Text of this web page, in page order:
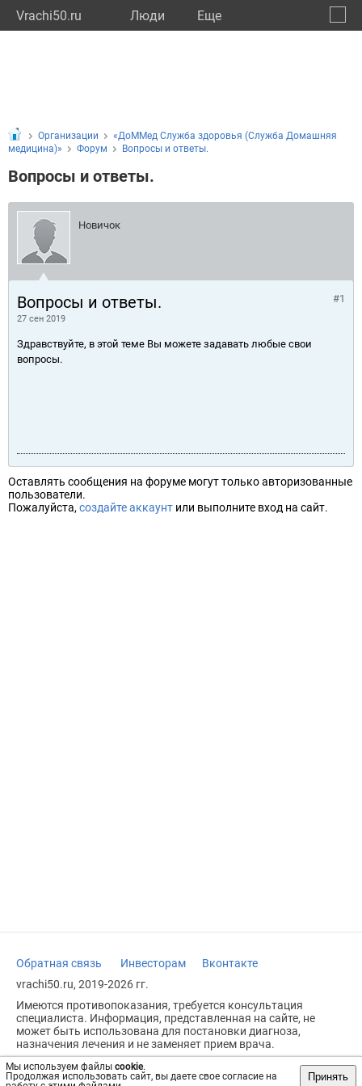
Vrachi50.ru Люди Eще
Мы используем файлы cookie.
Продолжая использовать сайт, вы даете свое согласие на
Принять
Организации
«ДоММед Служба здоровья (Служба Домашняя
медицина)»
Форум Вопросы и ответы.
Вопросы и ответы.
Новичок
Вопросы и ответы.
27 сен 2019
#1
Здравствуйте, в этой теме Вы можете задавать любые свои
вопросы.
Оставлять сообщения на форуме могут только авторизованные
пользователи.
Пожалуйста, создайте аккаунт или выполните вход на сайт.
Обратная связь Инвесторам
Вконтакте
vrachi50.ru, 2019-2026 гг.
Имеются противопоказания, требуется консультация
специалиста. Информация, представленная на сайте, не
может быть использована для постановки диагноза,
назначения лечения и не заменяет прием врача.
Возрастное ограничение: 18+